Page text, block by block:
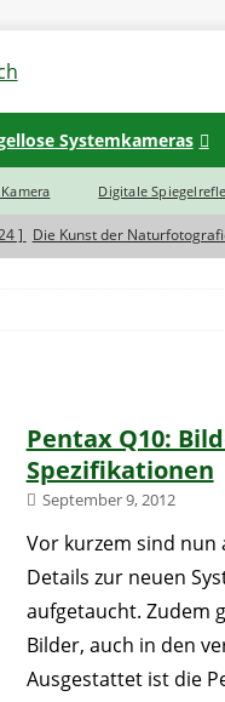
Systemkameras
Kamera Digitale
] Die Kunst der
] INSTAX Mini 40 Black
Pentax Q10:
Spezifikationen
September 9, 2012
Vor kurzem sind nun
Details zur neuen
aufgetaucht. Zudem
Bilder, auch in den
Ausgestattet ist die